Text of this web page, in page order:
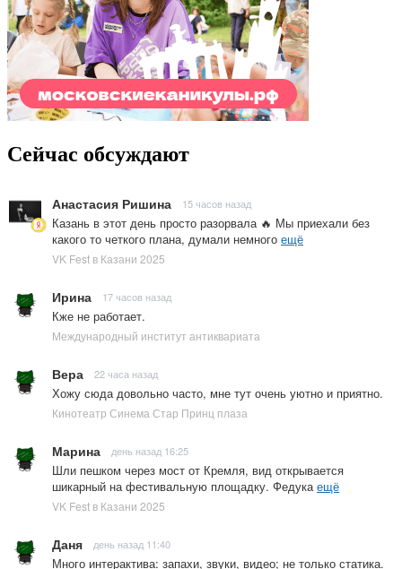
Сейчас обсуждают
Анастасия Ришина 15 часов назад
Казань в этот день просто разорвала 🔥 Мы приехали без
какого то четкого плана, думали немного ещё
VK Fest в Казани 2025
Ирина 17 часов назад
Кже не работает.
Международный институт антиквариата
Вера 22 часа назад
Хожу сюда довольно часто, мне тут очень уютно и приятно.
Кинотеатр Синема Стар Принц плаза
Марина день назад 16:25
Шли пешком через мост от Кремля, вид открывается
шикарный на фестивальную площадку. Федукаещё
VK Fest в Казани 2025
Даня день назад 11:40
Много интерактива: запахи, звуки, видео; не только статика.